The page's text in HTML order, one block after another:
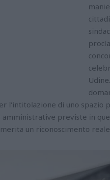
l'intitolazione di uno spazio
previste in
un riconoscimento